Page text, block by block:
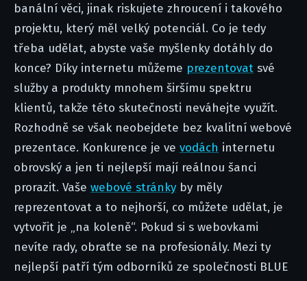
banální věci, jinak riskujete zhroucení i takového
projektu, který měl velký potenciál. Co je tedy
třeba udělat, abyste vaše myšlenky dotáhly do
konce? Díky internetu můžeme prezentovat své
služby a produkty mnohem širšímu spektru
klientů, takže této skutečnosti neváhejte využít.
Rozhodně se však neobejdete bez kvalitní webové
prezentace. Konkurence je ve vodách internetu
obrovský a jen ti nejlepší mají reálnou šanci
prorazit. Vaše webové stránky by měly
reprezentovat a to nejhorší, co můžete udělat, je
vytvořit je „na koleně“. Pokud si s webovkami
nevíte rady, obraťte se na profesionály. Mezi ty
nejlepší patří tým odborníků ze společnosti BLUE